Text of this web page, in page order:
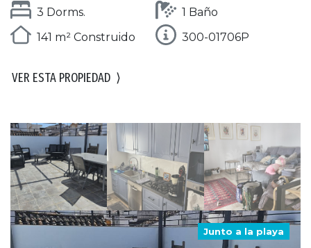
3 Dorms.
1 Baño
141 m² Construido
300-01706P
VER ESTA PROPIEDAD ⟩
Junto a la playa